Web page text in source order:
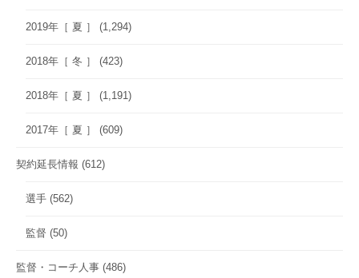
2019年［ 夏 ］ (1,294)
2018年［ 冬 ］ (423)
2018年［ 夏 ］ (1,191)
2017年［ 夏 ］ (609)
契約延長情報 (612)
選手 (562)
監督 (50)
監督・コーチ人事 (486)